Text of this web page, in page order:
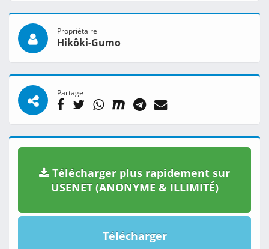
Propriétaire
Hikôki-Gumo
Partage
Télécharger plus rapidement sur
USENET (ANONYME & ILLIMITÉ)
Télécharger